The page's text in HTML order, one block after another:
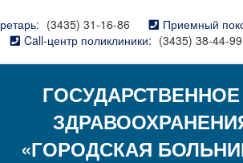
(3435) 31-16-86
Приемный
Call-центр поликлиники: (3435) 38-44-99
«ГОРОДСКАЯ